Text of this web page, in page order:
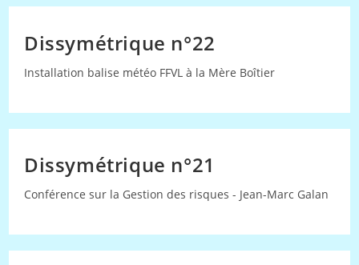
Dissymétrique n°22
Installation balise météo FFVL à la Mère Boîtier
Dissymétrique n°21
Conférence sur la Gestion des risques - Jean-Marc Galan